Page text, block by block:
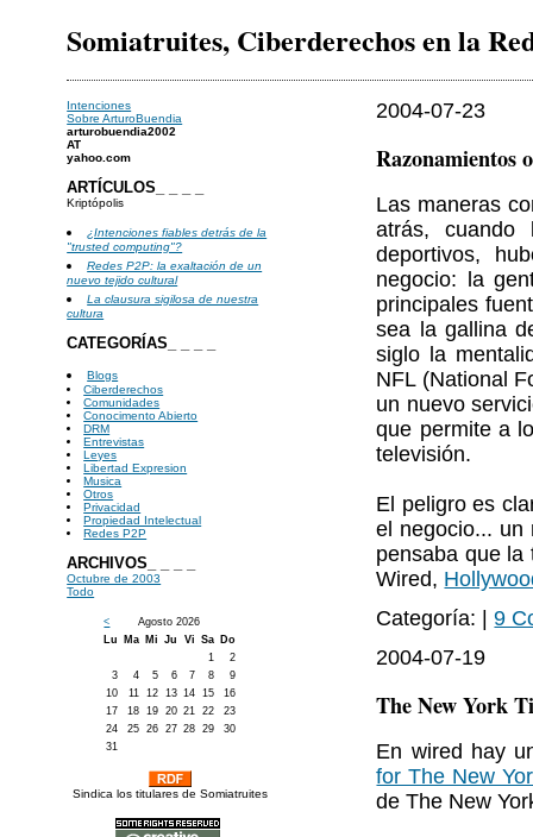
Somiatruites, Ciberderechos en la
Intenciones
Sobre ArturoBuendia
arturobuendia2002
AT
yahoo.com
ARTÍCULOS_ _ _ _
Kriptópolis
¿Intenciones fiables detrás de la
"trusted computing"?
Redes P2P: la exaltación de un
nuevo tejido cultural
La clausura sigilosa de nuestra
cultura
CATEGORÍAS_ _ _ _
Blogs
Ciberderechos
Comunidades
Conocimento Abierto
DRM
Entrevistas
Leyes
Libertad Expresion
Musica
Otros
Privacidad
Propiedad Intelectual
Redes P2P
ARCHIVOS_ _ _ _
Octubre de 2003
Todo
<
Agosto 2026
Lu
Ma Mi Ju Vi Sa
Do
1
2
3
4 5 6 7 8
9
10
11 12 13 14 15
16
17
18 19 20 21 22
23
24
25 26 27 28 29
30
31
Sindica los titulares de Somiatruites
2004-07-23
Razonamientos
Las maneras
atrás, cuando
deportivos,
negocio: la
principales
sea la gallina
siglo la
NFL (National
un nuevo
que permite a
televisión.
El peligro es
el negocio... un
pensaba que la
Wired,
Categoría: |9
2004-07-19
The New York
En wired hay
for The New
de The New